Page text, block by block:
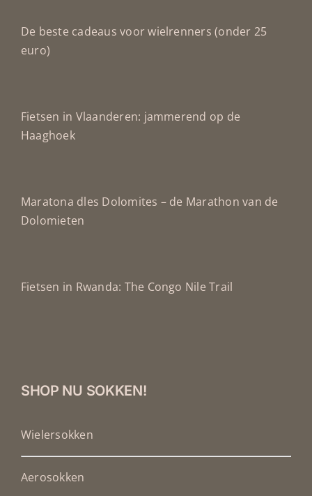
De beste cadeaus voor wielrenners (onder 25
euro)
Fietsen in Vlaanderen: jammerend op de
Haaghoek
Maratona dles Dolomites – de Marathon van de
Dolomieten
Fietsen in Rwanda: The Congo Nile Trail
SHOP NU SOKKEN!
Wielersokken
Aerosokken